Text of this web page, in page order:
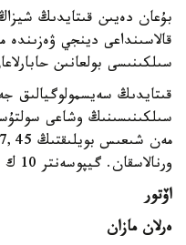
بۇعان دەيىن قىتايدىڭ شيزاڭ
سىلكىنىسى بولعانىن
قىتايدىڭ سەيسمولوگيالىق
ورنالاسقان. گيپوسەنتر 10 ك م تەرەڭدىكتە.
اۆتور
ەرلان مازان